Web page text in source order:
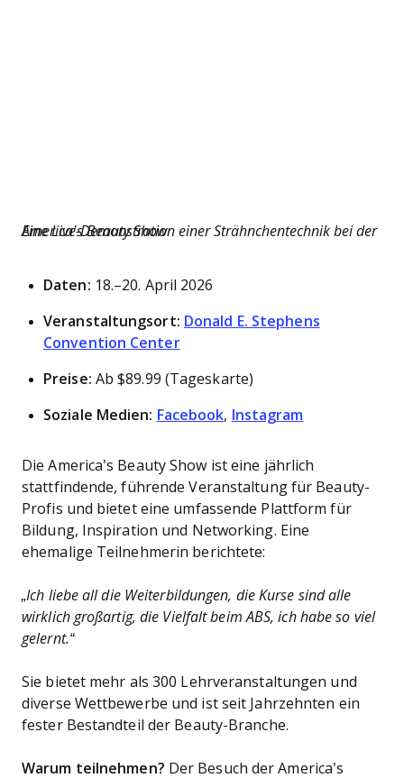
Eine Live-Demonstration einer Strähnchentechnik bei der America’s Beauty Show
Daten: 18.–20. April 2026
Veranstaltungsort: Donald E. Stephens
Convention Center
Preise: Ab $89.99 (Tageskarte)
Soziale Medien: Facebook, Instagram
Die America’s Beauty Show ist eine jährlich
stattfindende, führende Veranstaltung für Beauty-
Profis und bietet eine umfassende Plattform für
Bildung, Inspiration und Networking. Eine
ehemalige Teilnehmerin berichtete:
„Ich liebe all die Weiterbildungen, die Kurse sind alle
wirklich großartig, die Vielfalt beim ABS, ich habe so viel
gelernt.“
Sie bietet mehr als 300 Lehrveranstaltungen und
diverse Wettbewerbe und ist seit Jahrzehnten ein
fester Bestandteil der Beauty-Branche.
Warum teilnehmen? Der Besuch der America’s